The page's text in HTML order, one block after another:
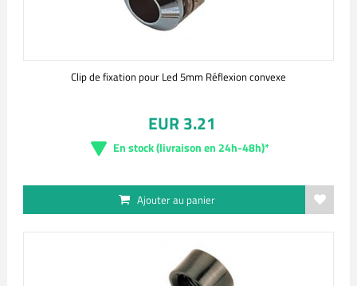
Clip de fixation pour Led 5mm Réflexion convexe
EUR 3.21
En stock (livraison en 24h-48h)*
Ajouter au panier